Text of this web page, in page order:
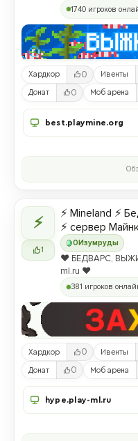
1740 игроков
Хардкор 0 Ивенты
Донат 0 Моб арена
best.playmine.org
⚡
1
0 Изумруды
⚡ Mineland ⚡
⚡ сервер
❤️ БЕДВАРС,
ml.ru ❤️
381 игроков
Хардкор 0 Ивенты
Донат 0 Моб арена
hype.play-ml.ru